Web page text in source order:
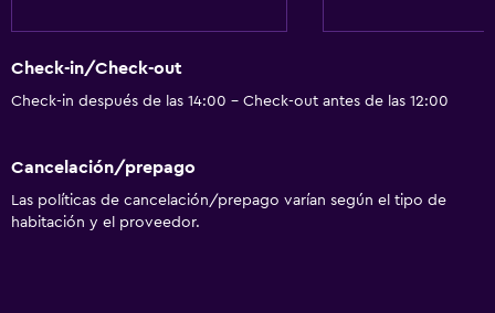
Check-in/Check-out
Check-in después de las 14:00 - Check-out antes de las 12:00
Cancelación/prepago
Las políticas de cancelación/prepago varían según el tipo de
habitación y el proveedor.